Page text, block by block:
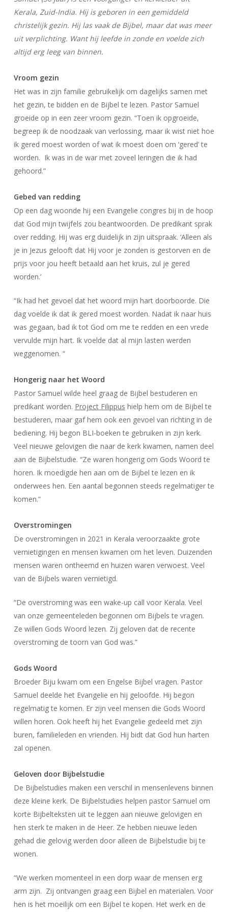
Kerala, Zuid-India. Hij is geboren in een gemiddeld
christelijk gezin. Hij las vaak de Bijbel, maar dat was meer
uit verplichting. Want hij leefde in zonde en voelde zich
altijd erg leeg van binnen.
Vroom gezin
Het was in zijn familie gebruikelijk om dagelijks samen met
het gezin, te bidden en de Bijbel te lezen. Pastor Samuel
groeide op in een zeer vroom gezin. “Toen ik opgroeide,
begreep ik de noodzaak van verlossing, maar ik wist niet hoe
ik gered moest worden of wat ik moest doen om ‘gered’ te
worden. Ik was in de war met zoveel leringen die ik had
gehoord.”
Gebed van redding
Op een dag woonde hij een Evangelie congres bij in de hoop
dat God mijn twijfels zou beantwoorden. De predikant sprak
over redding. Hij was erg duidelijk in zijn uitspraak. ‘Alleen als
je in Jezus gelooft dat Hij voor je zonden is gestorven en de
prijs voor jou heeft betaald aan het kruis, zul je gered
worden.’
“Ik had het gevoel dat het woord mijn hart doorboorde. Die
dag voelde ik dat ik gered moest worden. Nadat ik naar huis
was gegaan, bad ik tot God om me te redden en een vrede
vervulde mijn hart. Ik voelde dat al mijn lasten werden
weggenomen. “
Hongerig naar het Woord
Pastor Samuel wilde heel graag de Bijbel bestuderen en
predikant worden. Project Filippus hielp hem om de Bijbel te
bestuderen, maar gaf hem ook een gevoel van richting in de
bediening. Hij begon BLI-boeken te gebruiken in zijn kerk.
Veel nieuwe gelovigen die naar de kerk kwamen, namen deel
aan de Bijbelstudie. “Ze waren hongerig om Gods Woord te
horen. Ik moedigde hen aan om de Bijbel te lezen en ik
onderwees hen. Een aantal begonnen steeds regelmatiger te
komen.”
Overstromingen
De overstromingen in 2021 in Kerala veroorzaakte grote
vernietigingen en mensen kwamen om het leven. Duizenden
mensen waren ontheemd en huizen waren verwoest. Veel
van de Bijbels waren vernietigd.
“De overstroming was een wake-up call voor Kerala. Veel
van onze gemeenteleden begonnen om Bijbels te vragen.
Ze willen Gods Woord lezen. Zij geloven dat de recente
overstroming de toorn van God was.”
Gods Woord
Broeder Biju kwam om een Engelse Bijbel vragen. Pastor
Samuel deelde het Evangelie en hij geloofde. Hij begon
regelmatig te komen. Er zijn veel mensen die Gods Woord
willen horen. Ook heeft hij het Evangelie gedeeld met zijn
buren, familieleden en vrienden. Hij bidt dat God hun harten
zal openen.
Geloven door Bijbelstudie
De Bijbelstudies maken een verschil in mensenlevens binnen
deze kleine kerk. De Bijbelstudies helpen pastor Samuel om
korte Bijbelteksten uit te leggen aan nieuwe gelovigen en
hen sterk te maken in de Heer. Ze hebben nieuwe leden
gehad die gelovig werden door alleen de Bijbelstudie bij te
wonen.
“We werken momenteel in een dorp waar de mensen erg
arm zijn. Zij ontvangen graag een Bijbel en materialen. Voor
hen is het moeilijk om een Bijbel te kopen. Het werk en de